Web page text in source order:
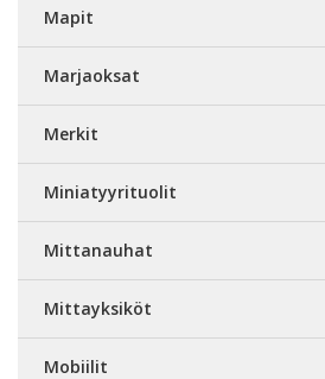
Mapit
Marjaoksat
Merkit
Miniatyyrituolit
Mittanauhat
Mittayksiköt
Mobiilit